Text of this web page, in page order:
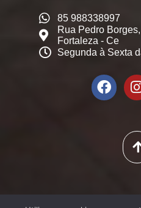
85 988338997
Rua Pedro
Fortaleza - Ce
Segunda à Sexta
© 2025.